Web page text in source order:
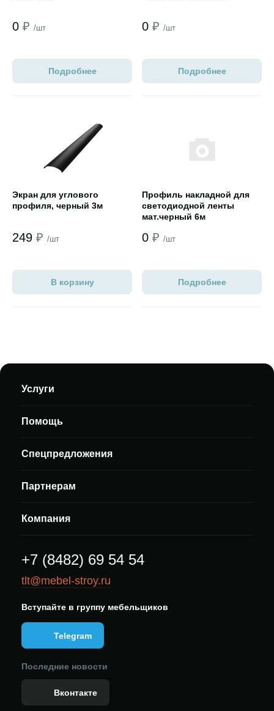
0 ₽ /шт
Подробнее
0 ₽ /шт
Подробнее
Экран для углового
профиля, черный 3м
249 ₽ /шт
В корзину
Профиль накладной для
светодиодной ленты
мат.черный 6м
0 ₽ /шт
Подробнее
Услуги
Помощь
Спецпредложения
Партнерам
Компания
+7 (8482) 69 54 54
tlt@mebel-stroy.ru
Вступайте в группу мебельщиков
Telegram
Последние новости
Вконтакте